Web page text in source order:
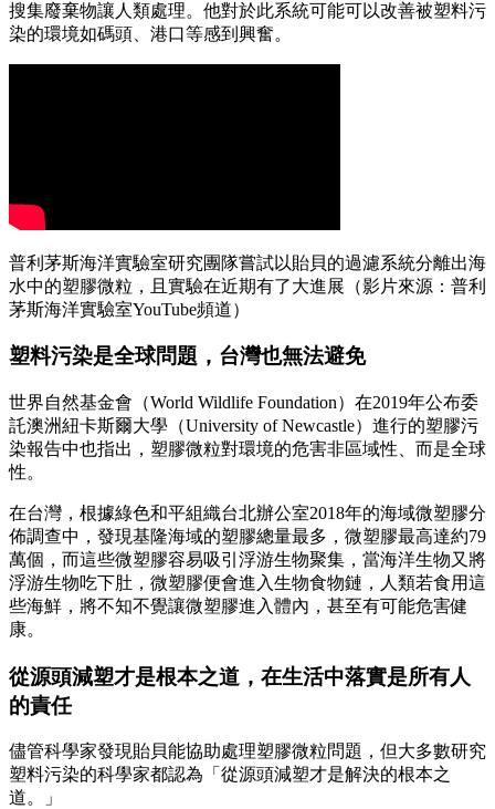
搜集廢棄物讓人類處理。他對於此系統可能可以改善被塑料污
染的環境如碼頭、港口等感到興奮。
普利茅斯海洋實驗室研究團隊嘗試以貽貝的過濾系統分離出海
水中的塑膠微粒，且實驗在近期有了大進展（影片來源：普利
茅斯海洋實驗室YouTube頻道）
塑料污染是全球問題，台灣也無法避免
世界自然基金會（World Wildlife Foundation）在2019年公布委
託澳洲紐卡斯爾大學（University of Newcastle）進行的塑膠污
染報告中也指出，塑膠微粒對環境的危害非區域性、而是全球
性。
在台灣，根據綠色和平組織台北辦公室2018年的海域微塑膠分
佈調查中，發現基隆海域的塑膠總量最多，微塑膠最高達約79
萬個，而這些微塑膠容易吸引浮游生物聚集，當海洋生物又將
浮游生物吃下肚，微塑膠便會進入生物食物鏈，人類若食用這
些海鮮，將不知不覺讓微塑膠進入體內，甚至有可能危害健
康。
從源頭減塑才是根本之道，在生活中落實是所有人
的責任
儘管科學家發現貽貝能協助處理塑膠微粒問題，但大多數研究
塑料污染的科學家都認為「從源頭減塑才是解決的根本之
道。」